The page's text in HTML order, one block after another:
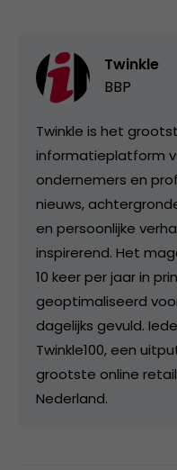
Twinkle
BBP
Twinkle is het
informatieplatform
ondernemers en
nieuws,
en persoonlijke
inspirerend. Het
10 keer per jaar in
geoptimaliseerd
dagelijks gevuld.
Twinkle100, een
grootste online
Nederland.